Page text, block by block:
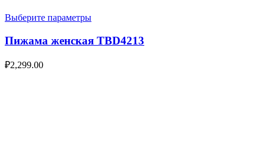
Выберите параметры
Пижама женская TBD4213
₽2,299.00